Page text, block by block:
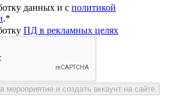
данных и с политикой
.*
ПД в рекламных целях
мероприятие и создать аккаунт на сайте